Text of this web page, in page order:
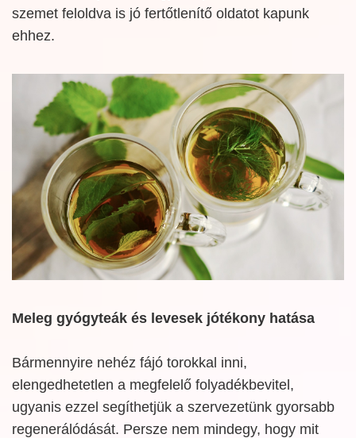
szemet feloldva is jó fertőtlenítő oldatot kapunk
ehhez.
Meleg gyógyteák és levesek jótékony hatása
Bármennyire nehéz fájó torokkal inni,
elengedhetetlen a megfelelő folyadékbevitel,
ugyanis ezzel segíthetjük a szervezetünk gyorsabb
regenerálódását. Persze nem mindegy, hogy mit